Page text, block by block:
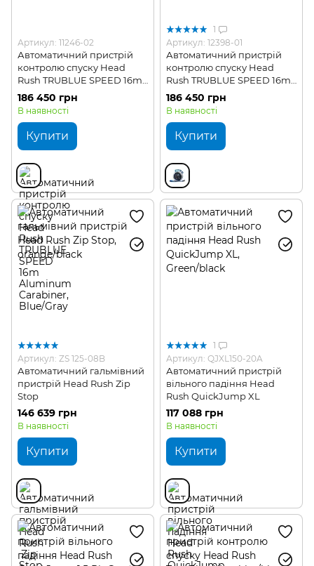
Артикул: 11246-02
Автоматичний пристрій
контролю спуску Head
Rush TRUBLUE SPEED 16m
Aluminum Carabiner
186 450 грн
В наявності
Купити
1
Артикул: 12398-01
Автоматичний пристрій
контролю спуску Head
Rush TRUBLUE SPEED 16m
Petzl P58 S
186 450 грн
В наявності
Купити
Артикул: ZS 125-08B
Автоматичний гальмівний
пристрій Head Rush Zip
Stop
146 639 грн
В наявності
Купити
1
Артикул: QJXL150-20A
Автоматичний пристрій
вільного падіння Head
Rush QuickJump XL
117 088 грн
В наявності
Купити